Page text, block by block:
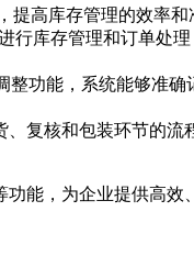
高库存管理的效率和
行库存管理和订单处
整功能，系统能够准确
复核和包装环节的流
能，为企业提供高效